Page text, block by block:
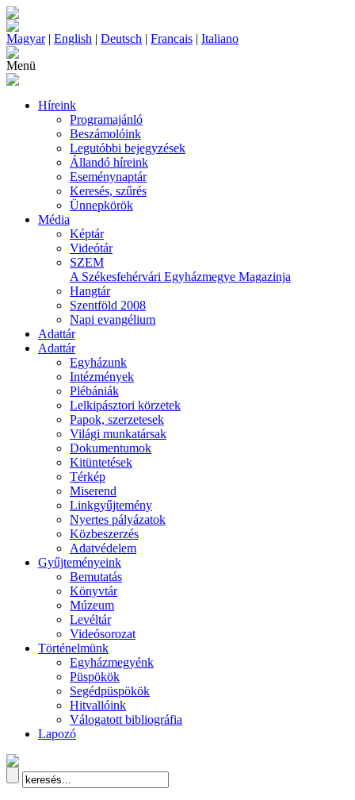
Magyar| English | Deutsch | Francais | Italiano
Menü
Híreink
Programajánló
Beszámolóink
Legutóbbi bejegyzések
Állandó híreink
Eseménynaptár
Keresés, szűrés
Ünnepkörök
Média
Képtár
Videótár
SZEM
A Székesfehérvári Egyházmegye Magazinja
Hangtár
Szentföld 2008
Napi evangélium
Adattár
Adattár
Egyházunk
Intézmények
Plébániák
Lelkipásztori körzetek
Papok, szerzetesek
Világi munkatársak
Dokumentumok
Kitüntetések
Térkép
Miserend
Linkgyűjtemény
Nyertes pályázatok
Közbeszerzés
Adatvédelem
Gyűjteményeink
Bemutatás
Könyvtár
Múzeum
Levéltár
Videósorozat
Történelmünk
Egyházmegyénk
Püspökök
Segédpüspökök
Hitvallóink
Válogatott bibliográfia
Lapozó